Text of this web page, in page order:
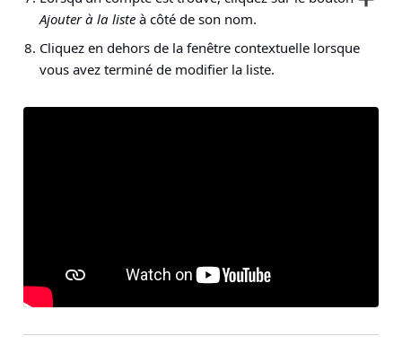
Ajouter à la liste à côté de son nom.
Cliquez en dehors de la fenêtre contextuelle lorsque
vous avez terminé de modifier la liste.